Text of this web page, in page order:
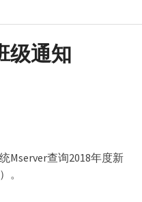
级通知
Mserver查询2018年度新
。